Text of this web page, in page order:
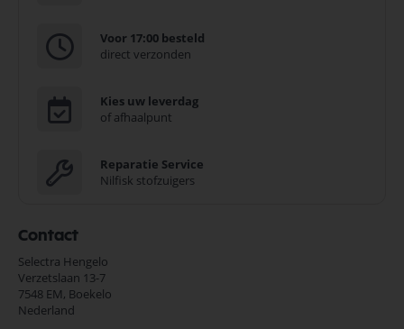
Voor 17:00 besteld
direct verzonden
Kies uw leverdag
of afhaalpunt
Reparatie Service
Nilfisk stofzuigers
Contact
Selectra Hengelo
Verzetslaan 13-7
7548 EM, Boekelo
Nederland